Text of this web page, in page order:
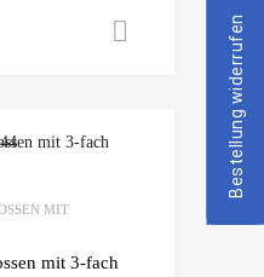
MIT
mit 3-fach
Bestellung widerrufen